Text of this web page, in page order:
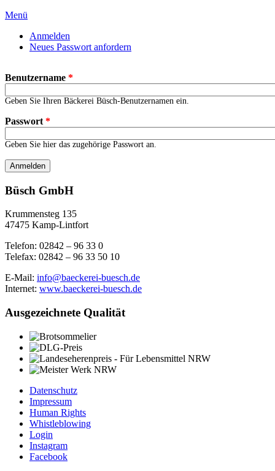
Menü
Primäre Reiter
Anmelden
Neues Passwort anfordern
Benutzername *
Geben Sie Ihren Bäckerei Büsch-Benutzernamen ein.
Passwort *
Geben Sie hier das zugehörige Passwort an.
Anmelden
Büsch GmbH
Krummensteg 135
47475 Kamp-Lintfort
Telefon: 02842 – 96 33 0
Telefax: 02842 – 96 33 50 10
E-Mail: info@baeckerei-buesch.de
Internet: www.baeckerei-buesch.de
Ausgezeichnete Qualität
Datenschutz
Impressum
Human Rights
Whistleblowing
Login
Instagram
Facebook